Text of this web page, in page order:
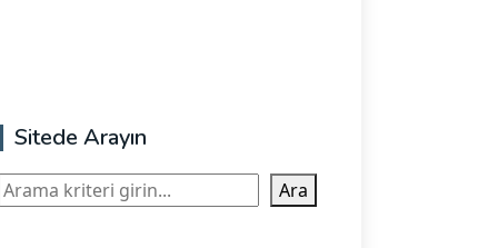
Sitede Arayın
Ara Ara